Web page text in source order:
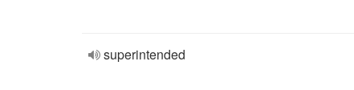
superintended